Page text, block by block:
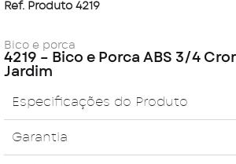
Ref. Produto 4219
Bico e porca
4219 – Bico e Porca ABS 3/4
Jardim
Especificações do Produto
Garantia